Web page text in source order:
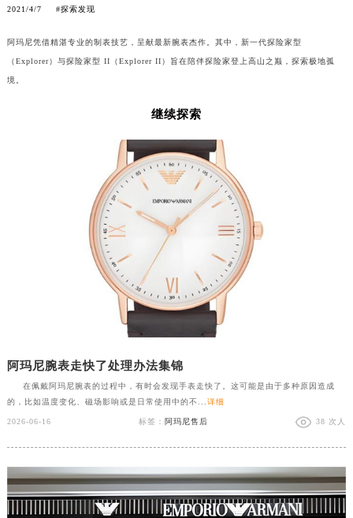
2021/4/7 #探索发现
阿玛尼凭借精湛专业的制表技艺，呈献最新腕表杰作。其中，新一代探险家型
（Explorer）与探险家型 II（Explorer II）旨在陪伴探险家登上高山之巅，探索极地孤
境。
继续探索
阿玛尼腕表走快了处理办法集锦
在佩戴阿玛尼腕表的过程中，有时会发现手表走快了。这可能是由于多种原因造成
的，比如温度变化、磁场影响或是日常使用中的不... 详细
2026-06-16 标签： 阿玛尼售后 38 次人